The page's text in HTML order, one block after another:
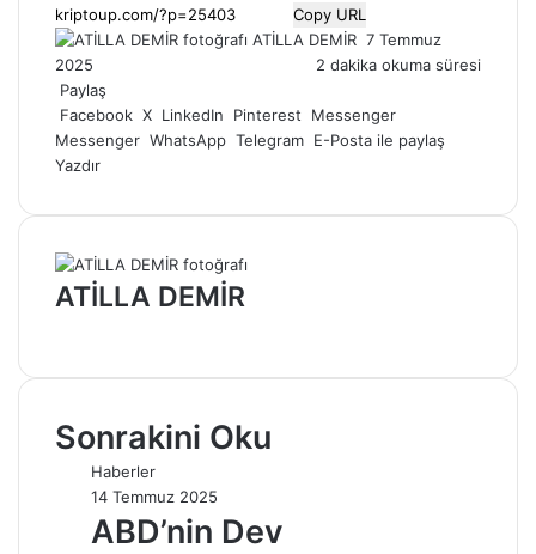
Copy URL
ATİLLA DEMİR Bir
e-
göndermek
7 Temmuz
2025
2 dakika okuma süresi
Paylaş
Facebook X LinkedIn Pinterest
Messenger
Messenger WhatsApp Telegram E-Posta ile paylaş
Yazdır
ATİLLA DEMİR
Sonrakini Oku
Haberler
14 Temmuz 2025
ABD’nin Dev